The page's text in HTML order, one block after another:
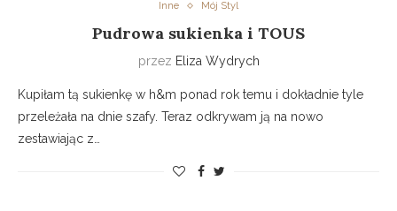
Inne Mój Styl
Pudrowa sukienka i TOUS
przez Eliza Wydrych
Kupiłam tą sukienkę w h&m ponad rok temu i dokładnie tyle
przeleżała na dnie szafy. Teraz odkrywam ją na nowo
zestawiając z…